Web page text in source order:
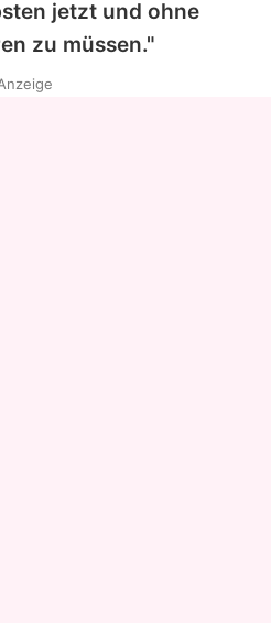
jetzt und ohne
zu müssen."